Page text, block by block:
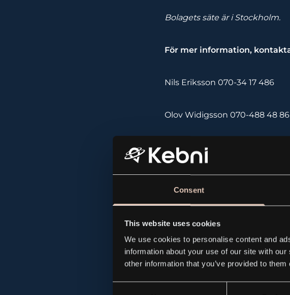
Consent
This website uses cookies
We use cookies to personalise content and
information about your use of our site with
other information that you’ve provided to
Bolagets säte är i Stockholm.
För mer information,
Nils Eriksson 070-34 17 486
Olov Widigsson 070-488 48 86
Andreas Adelgren
www.astg.se